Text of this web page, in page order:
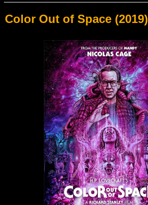
Color Out of Space (2019)